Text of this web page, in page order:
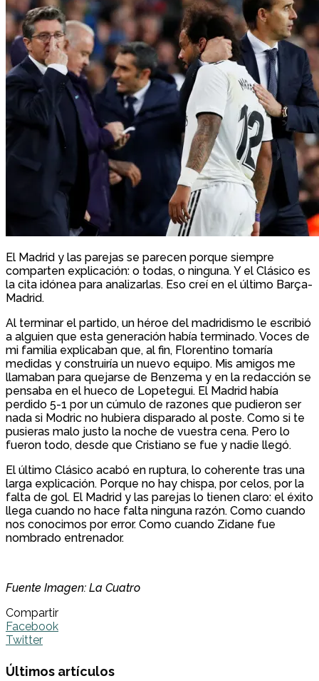
El Madrid y las parejas se parecen porque siempre
comparten explicación: o todas, o ninguna. Y el Clásico es
la cita idónea para analizarlas. Eso creí en el último Barça-
Madrid.
Al terminar el partido, un héroe del madridismo le escribió
a alguien que esta generación había terminado. Voces de
mi familia explicaban que, al fin, Florentino tomaría
medidas y construiría un nuevo equipo. Mis amigos me
llamaban para quejarse de Benzema y en la redacción se
pensaba en el hueco de Lopetegui. El Madrid había
perdido 5-1 por un cúmulo de razones que pudieron ser
nada si Modric no hubiera disparado al poste. Como si te
pusieras malo justo la noche de vuestra cena. Pero lo
fueron todo, desde que Cristiano se fue y nadie llegó.
El último Clásico acabó en ruptura, lo coherente tras una
larga explicación. Porque no hay chispa, por celos, por la
falta de gol. El Madrid y las parejas lo tienen claro: el éxito
llega cuando no hace falta ninguna razón. Como cuando
nos conocimos por error. Como cuando Zidane fue
nombrado entrenador.
Fuente Imagen: La Cuatro
Compartir
Facebook
Twitter
Últimos artículos